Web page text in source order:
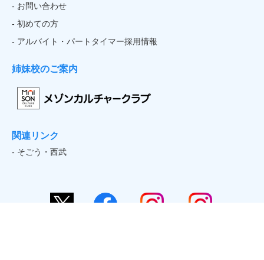
- お問い合わせ
- 初めての方
- アルバイト・パートタイマー採用情報
姉妹校のご案内
関連リンク
- そごう・西武